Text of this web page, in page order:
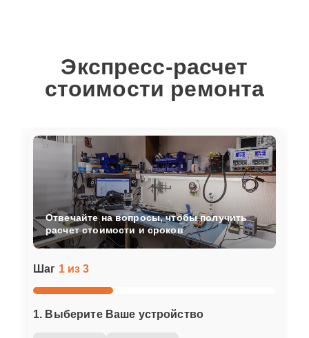
Экспресс-расчет
стоимости ремонта
Шаг 1 из 3
1. Выберите Ваше устройство
Отвечайте на вопросы, чтобы получить
расчет стоимости и сроков